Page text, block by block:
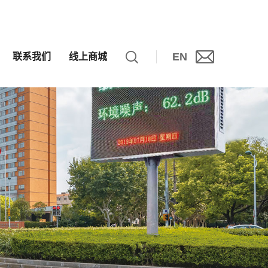
EN
联系我们 线上商城